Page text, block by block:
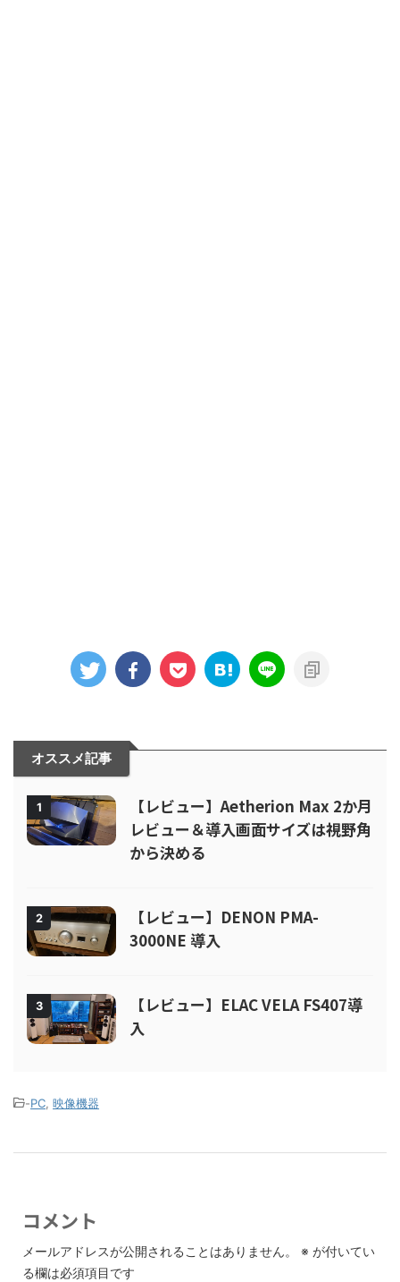
オススメ記事
1
【レビュー】Aetherion Max 2か月
レビュー＆導入画面サイズは視野角
から決める
2
【レビュー】DENON PMA-
3000NE 導入
3
【レビュー】ELAC VELA FS407導
入
-PC 映像機器
コメント
メールアドレスが公開されることはありません。 ※ が付いてい
る欄は必須項目です